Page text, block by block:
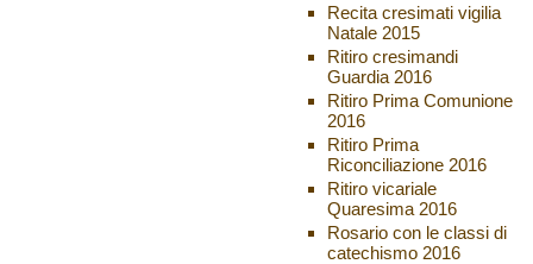
Recita cresimati vigilia
Natale 2015
Ritiro cresimandi
Guardia 2016
Ritiro Prima Comunione
2016
Ritiro Prima
Riconciliazione 2016
Ritiro vicariale
Quaresima 2016
Rosario con le classi di
catechismo 2016